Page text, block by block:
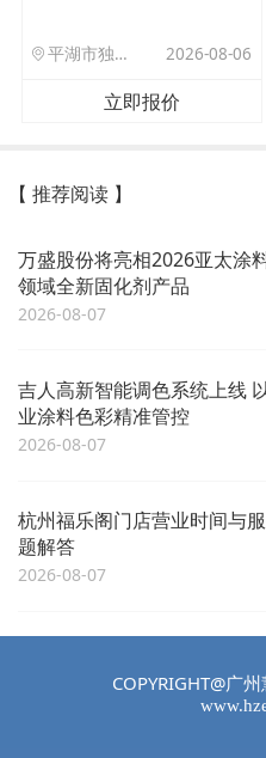
平湖市独山港镇集港路 589 号 2026-08-06
立即报价
【 推荐阅读 】
万盛股份将亮相2026亚太涂
领域全新固化剂产品
2026-08-07
吉人高新智能调色系统上线
业涂料色彩精准管控
2026-08-07
杭州福乐阁门店营业时间与
题解答
2026-08-07
COPYRIGHT@广